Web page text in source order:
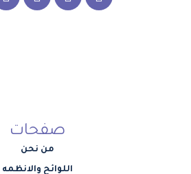
صفحات
من نحن
اللوائح والانظمه